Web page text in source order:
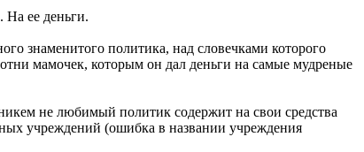
ее деньги.
знаменитого политика, над словечками которого
мамочек, которым он дал деньги на самые мудреные
не любимый политик содержит на свои средства
учреждений (ошибка в названии учреждения